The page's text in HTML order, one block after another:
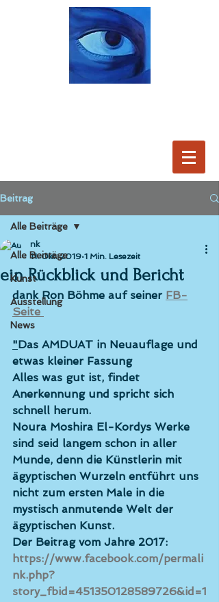
Beitrag
Alle Beiträge
Kunst
Ausstellung
News
Alle Beiträge
ein Rückblick und Bericht
nk
11. Okt. 2019 1 Min. Lesezeit
dank Ron Böhme auf seiner FB-
Seite
"Das AMDUAT in Neuauflage und
etwas kleiner Fassung
Alles was gut ist, findet
Anerkennung und spricht sich
schnell herum.
Noura Moshira El-Kordys Werke
sind seid langem schon in aller
Munde, denn die Künstlerin mit
ägyptischen Wurzeln entführt uns
nicht zum ersten Male in die
mystisch anmutende Welt der
ägyptischen Kunst.
Der Beitrag vom Jahre 2017:
https://www.facebook.com/permali
nk.php?
story_fbid=451350128589726&id=1